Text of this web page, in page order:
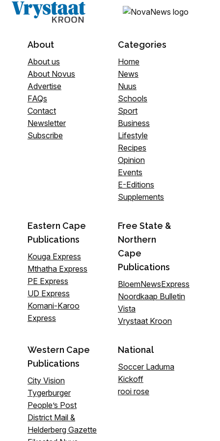
About
About us
About Novus
Advertise
FAQs
Contact
Newsletter
Subscribe
Categories
Home
News
Nuus
Schools
Sport
Business
Lifestyle
Recipes
Opinion
Events
E-Editions
Supplements
Eastern Cape
Publications
Kouga Express
Mthatha Express
PE Express
UD Express
Komani-Karoo
Express
Free State &
Northern
Cape
Publications
BloemNewsExpress
Noordkaap Bulletin
Vista
Vrystaat Kroon
Western Cape
Publications
City Vision
Tygerburger
People’s Post
District Mail &
Helderberg Gazette
National
Soccer Laduma
Kickoff
rooi rose